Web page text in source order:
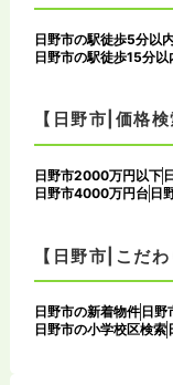
日野市の駅徒歩5分以
日野市の駅徒歩15分以
【日野市|価格検
日野市2000万円以下
日野市4000万円台 日
【日野市|こだ
日野市の新着物件 日野
日野市の小学校区検索